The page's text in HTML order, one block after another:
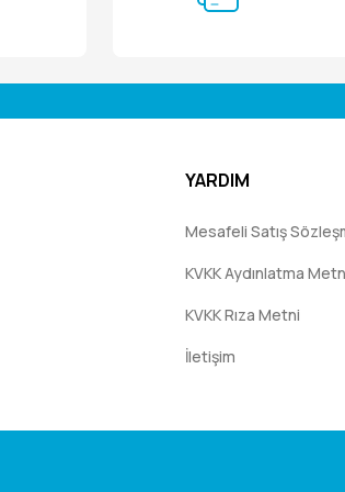
YARDIM
Mesafeli Satış
KVKK Aydınlatma
KVKK Rıza Metni
İletişim